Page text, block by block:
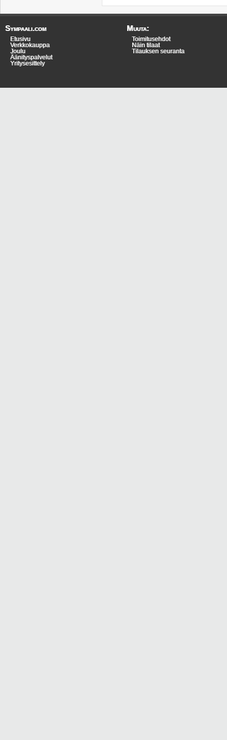
Sympaali.com
Etusivu
Verkkokauppa
Joulu
Äänityspalvelut
Yritysesittely
Muuta:
Toimitusehdot
Näin tilaat
Tilauksen seuranta